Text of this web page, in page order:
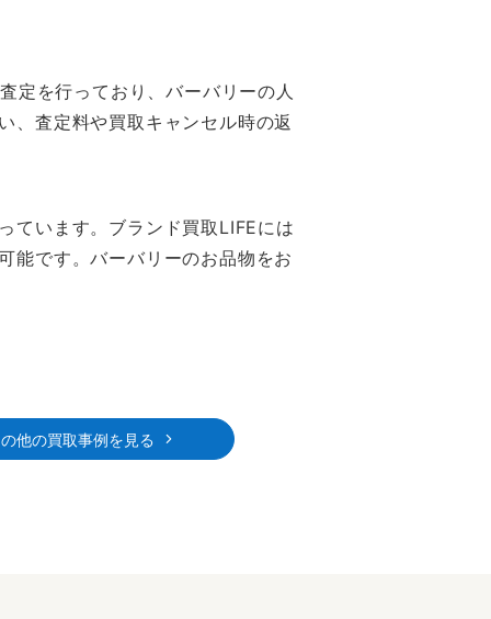
定を行っており、バーバリーの人
、査定料や買取キャンセル時の返
ています。ブランド買取LIFEには
能です。バーバリーのお品物をお
他の買取事例を見る